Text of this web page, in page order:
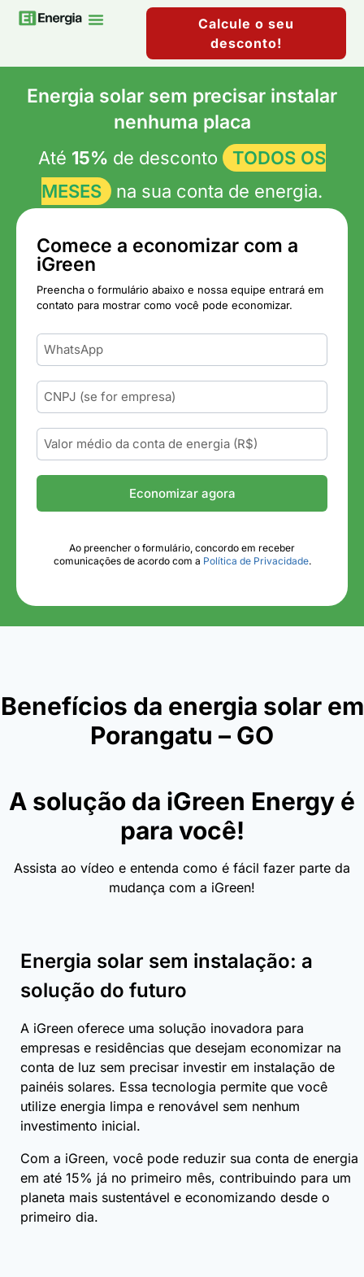
Calcule o seu
desconto!
Energia solar sem precisar instalar
nenhuma placa
Até 15% de desconto
TODOS OS
MESES
na sua conta de energia.
Comece a economizar com a
iGreen
Preencha o formulário abaixo e nossa equipe entrará em
contato para mostrar como você pode economizar.
Economizar agora
Ao preencher o formulário, concordo em receber
comunicações de acordo com a Política de Privacidade.
Benefícios da energia solar em
Porangatu – GO
A solução da iGreen Energy é
para você!
Assista ao vídeo e entenda como é fácil fazer parte da
mudança com a iGreen!
Energia solar sem instalação: a
solução do futuro
A iGreen oferece uma solução inovadora para
empresas e residências que desejam economizar na
conta de luz sem precisar investir em instalação de
painéis solares. Essa tecnologia permite que você
utilize energia limpa e renovável sem nenhum
investimento inicial.
Com a iGreen, você pode reduzir sua conta de energia
em até 15% já no primeiro mês, contribuindo para um
planeta mais sustentável e economizando desde o
primeiro dia.